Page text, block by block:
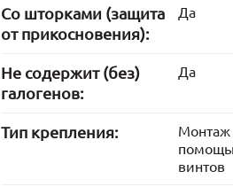
Со шторками (защита
от прикосновения):
Да
Не содержит (без)
галогенов:
Да
Тип крепления:
Монтаж
винтов